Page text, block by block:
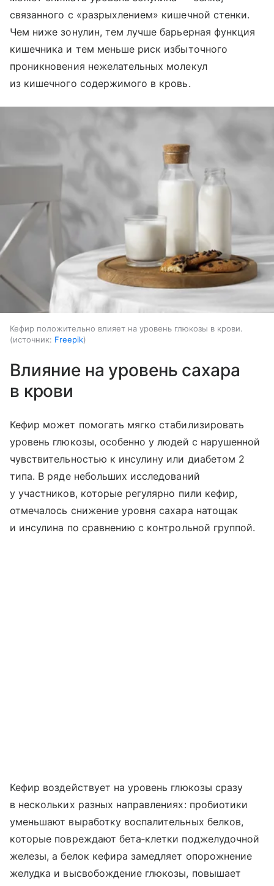
связанного с «разрыхлением» кишечной стенки.
Чем ниже зонулин, тем лучше барьерная функция
кишечника и тем меньше риск избыточного
проникновения нежелательных молекул
из кишечного содержимого в кровь.
Кефир положительно влияет на уровень глюкозы в крови.
источник: Freepik
Влияние на уровень сахара
в крови
Кефир может помогать мягко стабилизировать
уровень глюкозы, особенно у людей с нарушенной
чувствительностью к инсулину или диабетом 2
типа. В ряде небольших исследований
у участников, которые регулярно пили кефир,
отмечалось снижение уровня сахара натощак
и инсулина по сравнению с контрольной группой.
Кефир воздействует на уровень глюкозы сразу
в нескольких разных направлениях: пробиотики
уменьшают выработку воспалительных белков,
которые повреждают бета‑клетки поджелудочной
железы, а белок кефира замедляет опорожнение
желудка и высвобождение глюкозы, повышает